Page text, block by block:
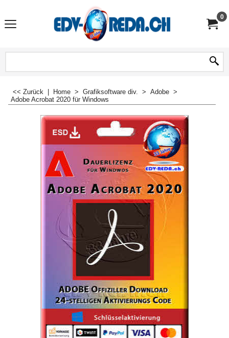
0
<< Zurück Home > Grafiksoftware div. > Adobe >
Adobe Acrobat 2020 für Windows